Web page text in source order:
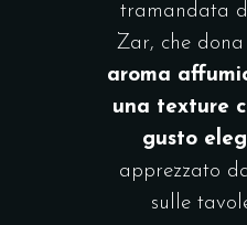
tramandata
Zar, che
aroma
una texture
gusto
apprezzato
sulle